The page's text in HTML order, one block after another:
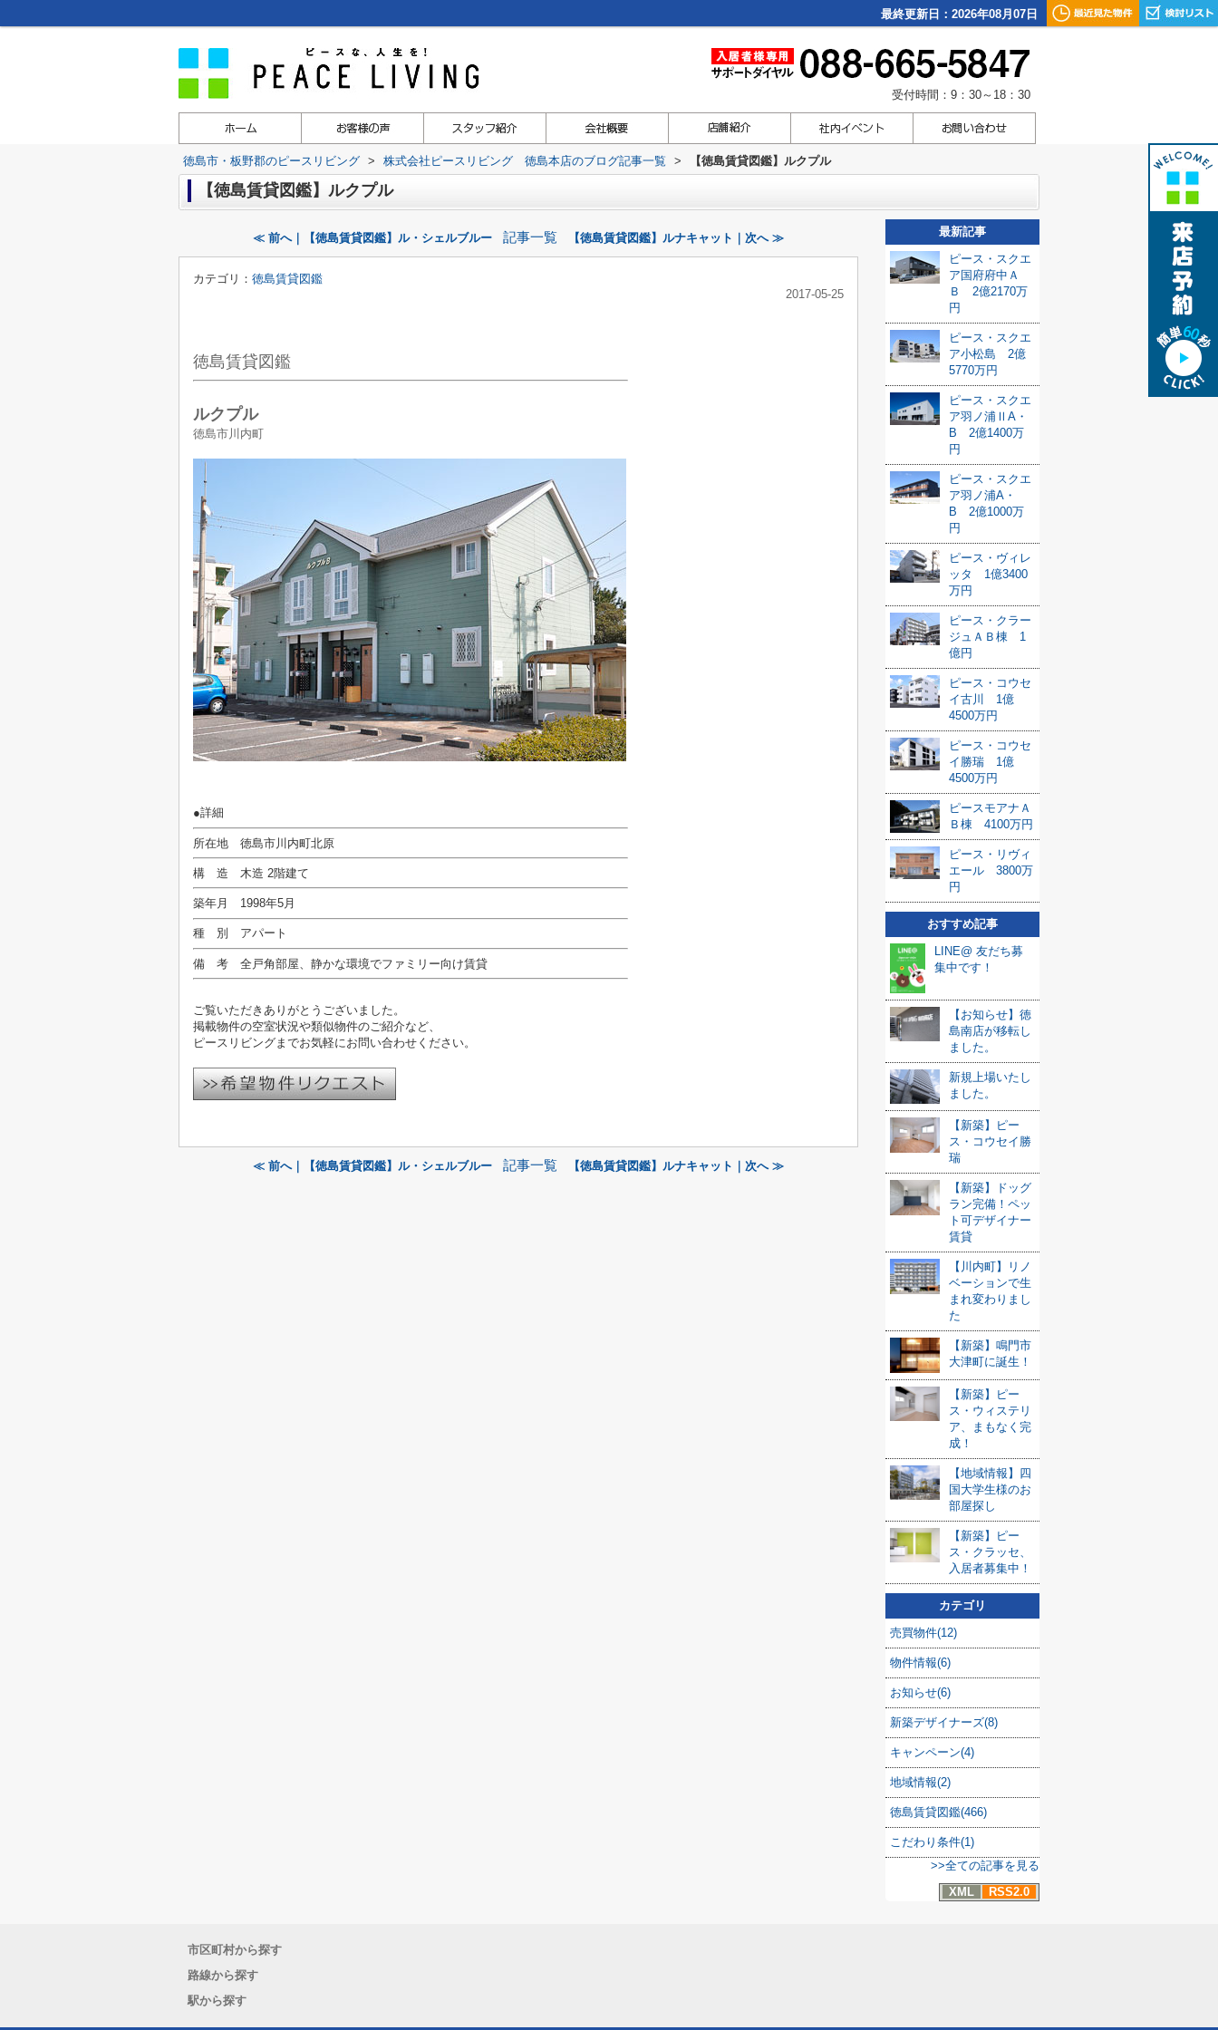
最終更新日：2026年08月07日
受付時間：9：30～18：30
徳島市・板野郡のピースリビング > 株式会社ピースリビング 徳島本店のブログ記事一覧 > 【徳島賃貸図鑑】ルクプル
【徳島賃貸図鑑】ルクプル
≪ 前へ｜【徳島賃貸図鑑】ル・シェルブルー 記事一覧 【徳島賃貸図鑑】ルナキャット｜次へ ≫
カテゴリ： 徳島賃貸図鑑
2017-05-25
徳島賃貸図鑑
ルクプル
徳島市川内町
●詳細
所在地 徳島市川内町北原
構 造 木造 2階建て
築年月 1998年5月
種 別 アパート
備 考 全戸角部屋、静かな環境でファミリー向け賃貸
ご覧いただきありがとうございました。
掲載物件の空室状況や類似物件のご紹介など、
ピースリビングまでお気軽にお問い合わせください。
≪ 前へ｜【徳島賃貸図鑑】ル・シェルブルー 記事一覧 【徳島賃貸図鑑】ルナキャット｜次へ ≫
最新記事
ピース・スクエ
ア国府府中Ａ
Ｂ 2億2170万
円
ピース・スクエ
ア小松島 2億
5770万円
ピース・スクエ
ア羽ノ浦ⅡA・
B 2億1400万
円
ピース・スクエ
ア羽ノ浦A・
B 2億1000万
円
ピース・ヴィレ
ッタ 1億3400
万円
ピース・クラー
ジュＡＢ棟 1
億円
ピース・コウセ
イ古川 1億
4500万円
ピース・コウセ
イ勝瑞 1億
4500万円
ピースモアナＡ
Ｂ棟 4100万円
ピース・リヴィ
エール 3800万
円
おすすめ記事
LINE@ 友だち募
集中です！
【お知らせ】徳
島南店が移転し
ました。
新規上場いたし
ました。
【新築】ピー
ス・コウセイ勝
瑞
【新築】ドッグ
ラン完備！ペッ
ト可デザイナー
賃貸
【川内町】リノ
ベーションで生
まれ変わりまし
た
【新築】鳴門市
大津町に誕生！
【新築】ピー
ス・ウィステリ
ア、まもなく完
成！
【地域情報】四
国大学生様のお
部屋探し
【新築】ピー
ス・クラッセ、
入居者募集中！
カテゴリ
売買物件(12)
物件情報(6)
お知らせ(6)
新築デザイナーズ(8)
キャンペーン(4)
地域情報(2)
徳島賃貸図鑑(466)
こだわり条件(1)
>>全ての記事を見る
XML
RSS2.0
市区町村から探す
路線から探す
駅から探す